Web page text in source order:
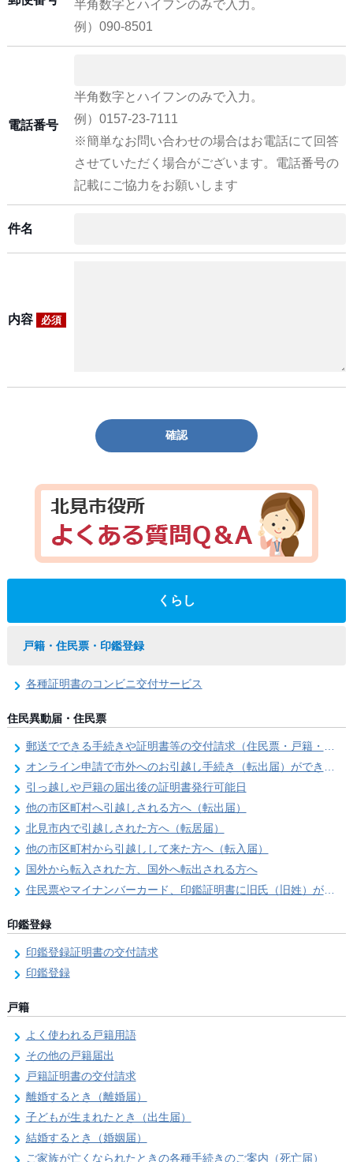
半角数字とハイフンのみで入力。
例）090-8501
電話番号
半角数字とハイフンのみで入力。
例）0157-23-7111
※簡単なお問い合わせの場合はお電話にて回答
させていただく場合がございます。電話番号の
記載にご協力をお願いします
件名
内容 必須
確認
くらし
戸籍・住民票・印鑑登録
各種証明書のコンビニ交付サービス
住民異動届・住民票
郵送でできる手続きや証明書等の交付請求（住民票・戸籍・国民年金関係）
オンライン申請で市外へのお引越し手続き（転出届）ができます
引っ越しや戸籍の届出後の証明書発行可能日
他の市区町村へ引越しされる方へ（転出届）
北見市内で引越しされた方へ（転居届）
他の市区町村から引越しして来た方へ（転入届）
国外から転入された方、国外へ転出される方へ
住民票やマイナンバーカード、印鑑証明書に旧氏（旧姓）が併記できるようになりました！
印鑑登録
印鑑登録証明書の交付請求
印鑑登録
戸籍
よく使われる戸籍用語
その他の戸籍届出
戸籍証明書の交付請求
離婚するとき（離婚届）
子どもが生まれたとき（出生届）
結婚するとき（婚姻届）
ご家族が亡くなられたときの各種手続きのご案内（死亡届）